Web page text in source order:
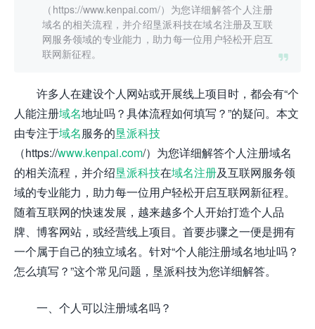

（https://www.kenpai.com/）为您详细解答个人注册
域名的相关流程，并介绍垦派科技在域名注册及互联
网服务领域的专业能力，助力每一位用户轻松开启互
联网新征程。
许多人在建设个人网站或开展线上项目时，都会有“个
人能注册域名地址吗？具体流程如何填写？”的疑问。本文
由专注于域名服务的垦派科技
（https://www.kenpai.com/）为您详细解答个人注册域名
的相关流程，并介绍垦派科技在域名注册及互联网服务领
域的专业能力，助力每一位用户轻松开启互联网新征程。
随着互联网的快速发展，越来越多个人开始打造个人品
牌、博客网站，或经营线上项目。首要步骤之一便是拥有
一个属于自己的独立域名。针对“个人能注册域名地址吗？
怎么填写？”这个常见问题，垦派科技为您详细解答。
一、个人可以注册域名吗？